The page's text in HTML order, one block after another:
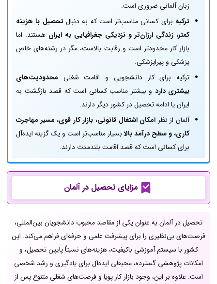
زبان آلمانی ضروری است.
ترکیه برای کسانی مناسب‌تر است که به دنبال تحصیل با هزینه
کمتر، زندگی ارزان‌تر و نزدیکی جغرافیایی به ایران هستند. اما
بازار کار محدودتر است و رقابت بالاست، مگر در رشته‌های خاص
پزشکی و پیراپزشکی.
ترکیه برای کار دانشجویی و اقامت شغلی محدودیت‌های
بیشتری دارد و بیشتر مناسب کسانی است که قصد بازگشت به
ایران یا ادامه تحصیل در کشور دیگر دارند.
آلمان از نظر امکان اشتغال قانونی، بازار کار قوی، مسیر مهاجرت
کاری، و سطح درآمد بالا بسیار مناسب‌تر است و یک گزینه ایده‌آل
برای کسانی است که قصد اقامت بلندمدت دارند.
مزایای تحصیل در آلمان
تحصیل در آلمان به عنوان یکی از مقاصد محبوب دانشجویان بین‌المللی،
فرصت‌های بی‌نظیری را برای پیشرفت علمی و حرفه‌ای فراهم می‌کند. این
کشور با سیستم آموزشی باکیفیت، هزینه‌های نسبتاً پایین تحصیل، و
امکانات پژوهشی گسترده، محیطی ایده‌آل برای یادگیری و رشد شخصی
است. علاوه بر این، وجود بازار کار پویا و فرصت‌های شغلی متنوع پس از